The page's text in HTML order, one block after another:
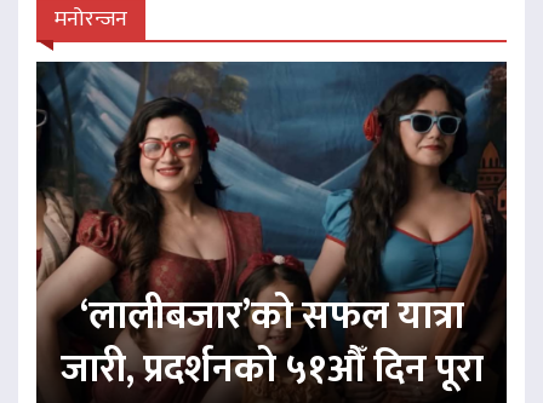
मनोरन्जन
‘लालीबजार’को सफल यात्रा
जारी, प्रदर्शनको ५१औँ दिन पूरा